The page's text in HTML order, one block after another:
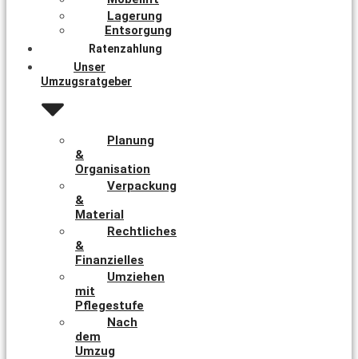
Lagerung
Entsorgung
Ratenzahlung
Unser
Umzugsratgeber
Planung
&
Organisation
Verpackung
&
Material
Rechtliches
&
Finanzielles
Umziehen
mit
Pflegestufe
Nach
dem
Umzug